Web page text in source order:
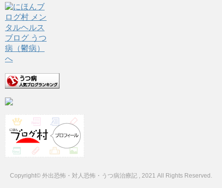
Copyright© 外出恐怖・対人恐怖・うつ病治療記 , 2021 All Rights Reserved.